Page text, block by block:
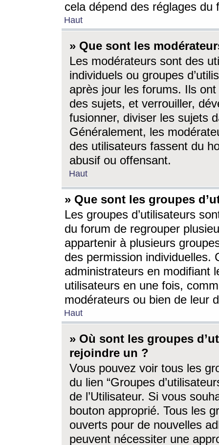
cela dépend des réglages du
Haut
» Que sont les
Les modérateurs sont des
individuels ou groupes
après jour les forums. Ils ont
des sujets, et verrouiller,
fusionner, diviser les sujets
Généralement, les
des utilisateurs fassent du
abusif ou offensant.
Haut
» Que sont les groupes
Les groupes d’utilisateurs
du forum de regrouper
appartenir à plusieurs
des permission individuelles.
administrateurs en modifiant
utilisateurs en une fois,
modérateurs ou bien de leur
Haut
» Où sont les groupes
rejoindre un ?
Vous pouvez voir tous les
du lien “Groupes
de l’Utilisateur. Si vous
bouton approprié. Tous les
ouverts pour de nouvelles
peuvent nécessiter une